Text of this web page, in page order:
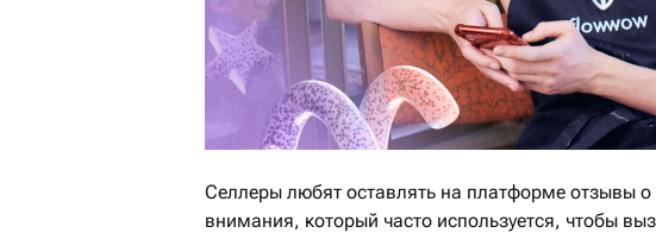
Селлеры любят оставлять на платформе отзывы
внимания, который часто используется, чтобы